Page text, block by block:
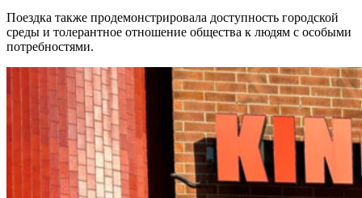
Поездка также продемонстрировала доступность городской
среды и толерантное отношение общества к людям с особыми
потребностями.